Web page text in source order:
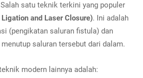
satu teknik terkini yang populer
Ligation and Laser Closure). Ini adalah
(pengikatan saluran fistula) dan
saluran tersebut dari dalam.
modern lainnya adalah: